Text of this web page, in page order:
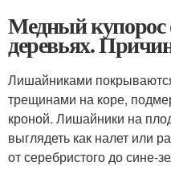
Медный
деревьях.
Лишайниками
трещинами на коре,
кроной. Лишайники на
выглядеть как налет или
от серебристого до сине-